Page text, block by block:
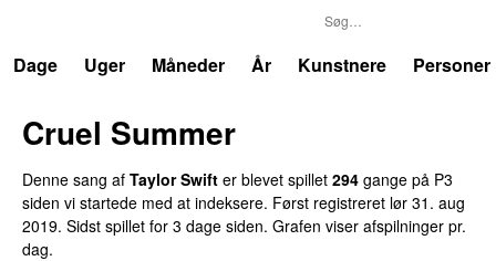
Dage
Uger Måneder År Kunstnere Personer
Cruel Summer
Denne sang af Taylor Swift er blevet spillet 294 gange på P3
siden vi startede med at indeksere. Først registreret lør 31. aug
2019. Sidst spillet for 3 dage siden. Grafen viser afspilninger pr.
dag.